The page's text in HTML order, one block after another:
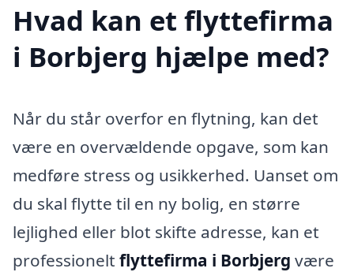
Hvad kan et flyttefirma
i Borbjerg hjælpe med?
Når du står overfor en flytning, kan det
være en overvældende opgave, som kan
medføre stress og usikkerhed. Uanset om
du skal flytte til en ny bolig, en større
lejlighed eller blot skifte adresse, kan et
professionelt flyttefirma i Borbjerg være